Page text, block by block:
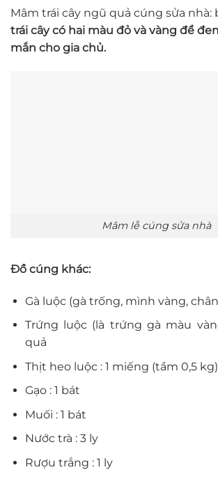
Mâm trái cây ngũ quả cúng sửa nhà:
trái cây có hai màu đỏ và vàng để
mắn cho gia chủ.
Mâm lễ cúng sửa nhà
Đồ cúng khác:
Gà luộc (gà trống, mình vàng,
Trứng luộc (là trứng gà màu
quả
Thịt heo luộc : 1 miếng (tầm 0,5 kg)
Gạo : 1 bát
Muối : 1 bát
Nước trà : 3 ly
Rượu trắng : 1 ly